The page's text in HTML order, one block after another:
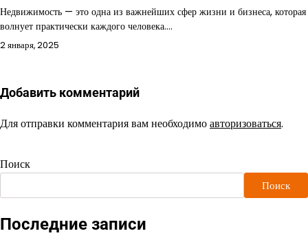
Недвижимость — это одна из важнейших сфер жизни и бизнеса, которая
волнует практически каждого человека.…
2 января, 2025
Добавить комментарий
Для отправки комментария вам необходимоавторизоваться.
Поиск
Поиск
Последние записи